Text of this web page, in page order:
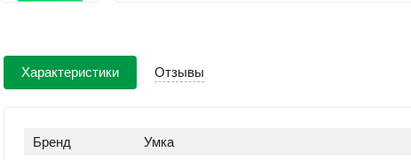
Характеристики Отзывы
Бренд
Умка